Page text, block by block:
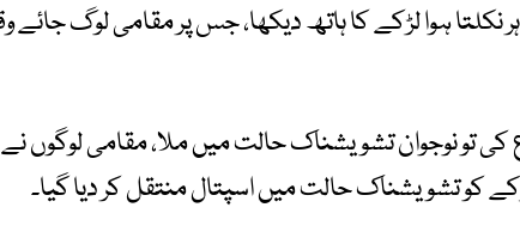
نکلتا ہوا لڑکے کا ہاتھ دیکھا، جس پر مقامی لوگ جائے
کی تو نوجوان تشویشناک حالت میں ملا، مقامی لوگوں
کو تشویشناک حالت میں اسپتال منتقل کر دیا گیا۔